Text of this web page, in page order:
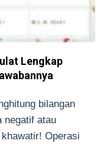
Lengkap
bilangan
negatif atau
Operasi